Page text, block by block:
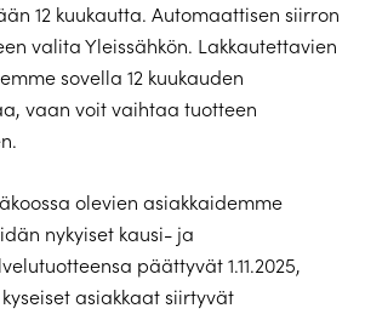
12 kuukautta. Automaattisen siirron
valita Yleissähkön. Lakkautettavien
sovella 12 kuukauden
vaan voit vaihtaa tuotteen
olevien asiakkaidemme
nykyiset kausi- ja
päättyvät 1.11.2025,
asiakkaat siirtyvät